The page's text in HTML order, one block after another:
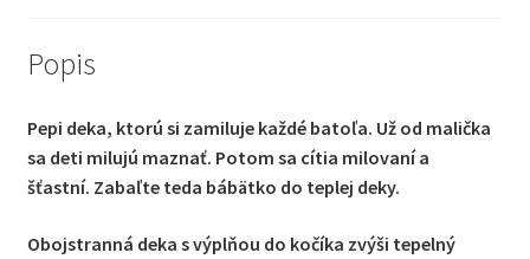
Popis
Pepi deka, ktorú si zamiluje každé batoľa. Už od malička
sa deti milujú maznať. Potom sa cítia milovaní a
šťastní. Zabaľte teda bábätko do teplej deky.
Obojstranná deka s výplňou do kočíka zvýši tepelný